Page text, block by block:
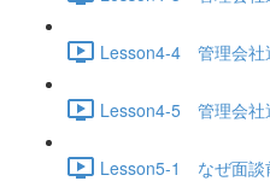
Lesson4-4 管理会社
Lesson4-5 管理会社
Lesson5-1 なぜ面談